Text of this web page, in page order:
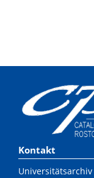
Kontakt
Universitätsarchiv